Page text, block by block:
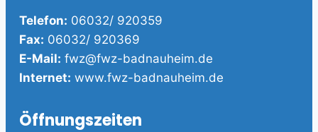
Telefon: 06032/ 920359
Fax: 06032/ 920369
E-Mail: fwz@fwz-badnauheim.de
Internet: www.fwz-badnauheim.de
Öffnungszeiten